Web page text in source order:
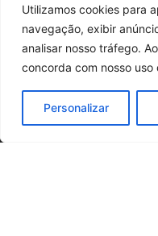
Utilizamos cookies para
navegação, exibir
analisar nosso tráfego.
concorda com nosso uso
Personalizar
Menu
HOME
SOBRE
ATUAÇÃO
ASSESSORIA FULL
SERVICE
BLOG